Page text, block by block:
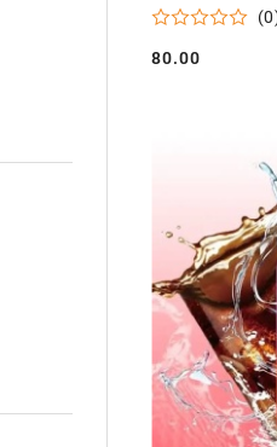
Cena:
80.00